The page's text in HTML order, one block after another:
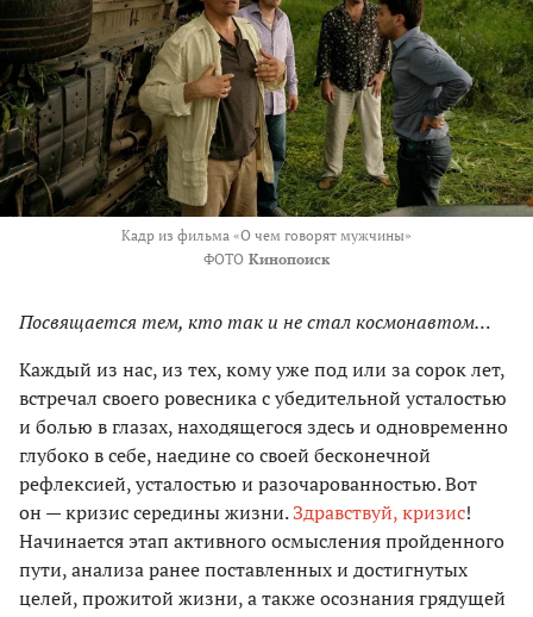
Кадр из фильма «О чем говорят мужчины»
ФОТО Кинопоиск
Посвящается тем, кто так и не стал космонавтом…
Каждый из нас, из тех, кому уже под или за сорок лет,
встречал своего ровесника с убедительной усталостью
и болью в глазах, находящегося здесь и одновременно
глубоко в себе, наедине со своей бесконечной
рефлексией, усталостью и разочарованностью. Вот
он — кризис середины жизни.Здравствуй, кризис!
Начинается этап активного осмысления пройденного
пути, анализа ранее поставленных и достигнутых
целей, прожитой жизни, а также осознания грядущей